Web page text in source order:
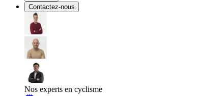
Contactez-nous
Nos experts en cyclisme